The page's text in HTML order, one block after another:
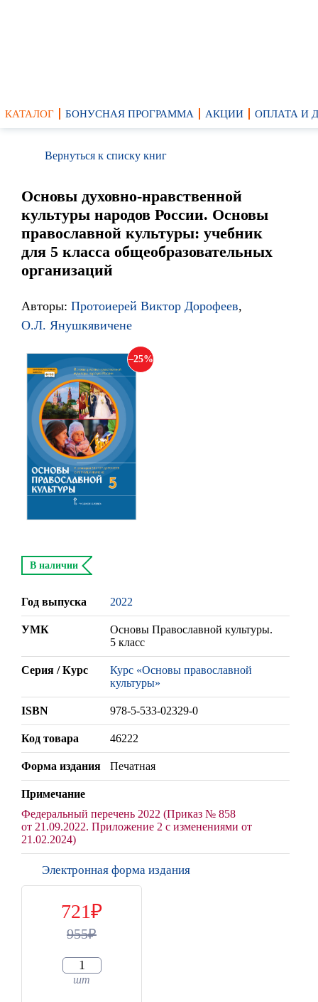
КАТАЛОГ БОНУСНАЯ ПРОГРАММА АКЦИИ ОПЛАТА И
Вернуться к списку книг
Основы духовно-нравственной
культуры народов России. Основы
православной культуры: учебник
для 5 класса общеобразовательных
организаций
Авторы: Протоиерей Виктор Дорофеев,
О.Л. Янушкявичене
25
В наличии
Год выпуска 2022
УМК
Основы Православной культуры.
5 класс
Серия / Курс
Курс «Основы православной
культуры»
ISBN 978-5-533-02329-0
Код товара 46222
Форма издания Печатная
Примечание
Федеральный перечень 2022 (Приказ № 858
от 21.09.2022. Приложение 2 с изменениями от
21.02.2024)
Электронная форма издания
721
955
шт